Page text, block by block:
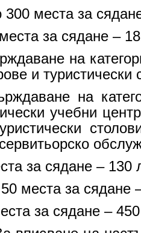
300 места за
за сядане –
на
и
на
учебни
за сядане – 130
места за сядане
за сядане –